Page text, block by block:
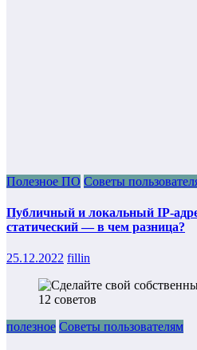
Полезное ПО Советы
Публичный и локальный IP-
статический — в чем разница?
25.12.2022 fillin
полезное Советы пользователям